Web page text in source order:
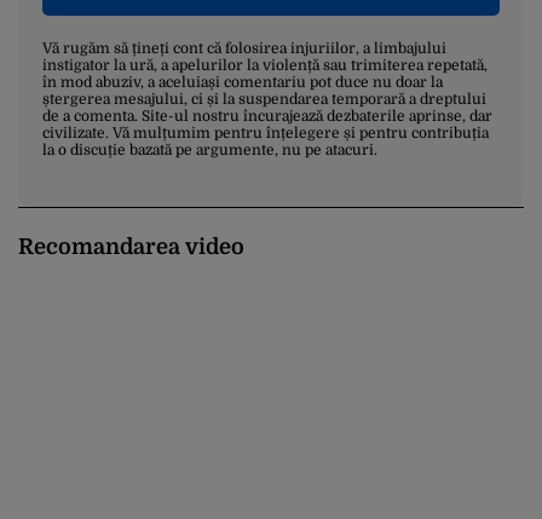
Vă rugăm să țineți cont că folosirea injuriilor, a limbajului
instigator la ură, a apelurilor la violență sau trimiterea repetată,
în mod abuziv, a aceluiași comentariu pot duce nu doar la
ștergerea mesajului, ci și la suspendarea temporară a dreptului
de a comenta. Site-ul nostru încurajează dezbaterile aprinse, dar
civilizate. Vă mulțumim pentru înțelegere și pentru contribuția
la o discuție bazată pe argumente, nu pe atacuri.
Recomandarea video